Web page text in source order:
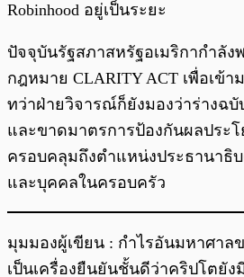
Robinhood อยู่เป็นระยะ
ปัจจุบันรัฐสภาสหรัฐอเมริกากำลัง
กฎหมาย CLARITY ACT เพื่อเข้า
ทว่าฝ่ายวิจารณ์ก็ยังมองว่าร่างฉ
และขาดมาตรการป้องกันผลประ
ครอบคลุมถึงตำแหน่งประธานาธิ
และบุคคลในครอบครัว
มุมมองผู้เขียน : กำไรอันมหาศาล
เป็นเครื่องยืนยันชั้นดีว่าคริปโตยั